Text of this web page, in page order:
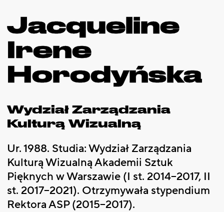
Jacqueline
Irene
Horodyńska
Wydział Zarządzania
Kulturą Wizualną
Ur. 1988. Studia: Wydział Zarządzania
Kulturą Wizualną Akademii Sztuk
Pięknych w Warszawie (I st. 2014–2017, II
st. 2017–2021). Otrzymywała stypendium
Rektora ASP (2015–2017).